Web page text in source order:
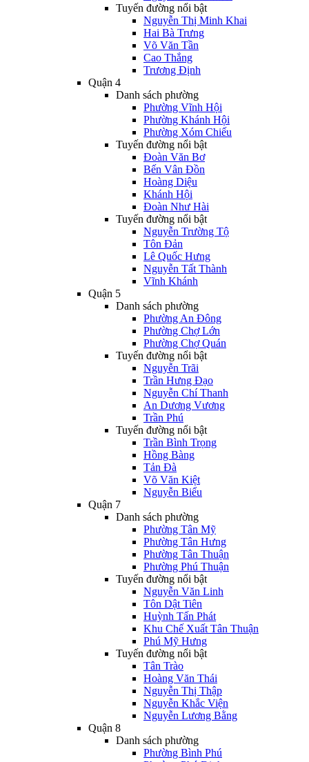
Tuyến đường nổi bật
Nguyễn Thị Minh Khai
Hai Bà Trưng
Võ Văn Tần
Cao Thắng
Trương Định
Quận 4
Danh sách phường
Phường Vĩnh Hội
Phường Khánh Hội
Phường Xóm Chiếu
Tuyến đường nổi bật
Đoàn Văn Bơ
Bến Vân Đồn
Hoàng Diệu
Khánh Hội
Đoàn Như Hài
Tuyến đường nổi bật
Nguyễn Trường Tộ
Tôn Đản
Lê Quốc Hưng
Nguyễn Tất Thành
Vĩnh Khánh
Quận 5
Danh sách phường
Phường An Đông
Phường Chợ Lớn
Phường Chợ Quán
Tuyến đường nổi bật
Nguyễn Trãi
Trần Hưng Đạo
Nguyễn Chí Thanh
An Dương Vương
Trần Phú
Tuyến đường nổi bật
Trần Bình Trọng
Hồng Bàng
Tản Đà
Võ Văn Kiệt
Nguyễn Biểu
Quận 7
Danh sách phường
Phường Tân Mỹ
Phường Tân Hưng
Phường Tân Thuận
Phường Phú Thuận
Tuyến đường nổi bật
Nguyễn Văn Linh
Tôn Dật Tiên
Huỳnh Tấn Phát
Khu Chế Xuất Tân Thuận
Phú Mỹ Hưng
Tuyến đường nổi bật
Tân Trào
Hoàng Văn Thái
Nguyễn Thị Thập
Nguyễn Khắc Viện
Nguyễn Lương Bằng
Quận 8
Danh sách phường
Phường Bình Phú